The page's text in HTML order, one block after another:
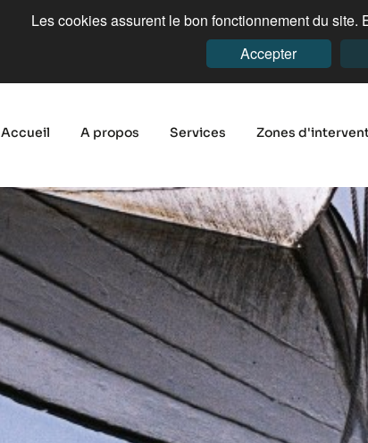
Les cookies assurent le bon fonctionnement du
Accepter
Accueil A propos Services Zones